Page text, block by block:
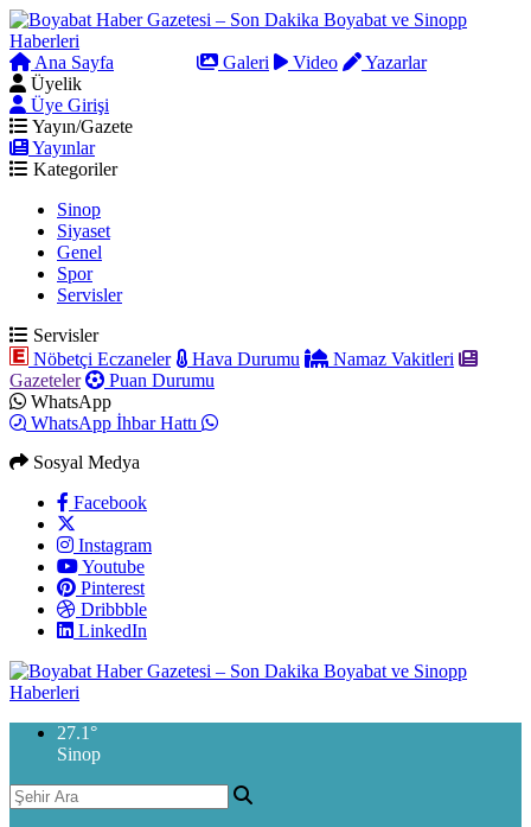
Ana Sayfa Galeri Video
Yazarlar
Üyelik
Üye Girişi
Yayın/Gazete
Yayınlar
Kategoriler
Sinop
Siyaset
Genel
Spor
Servisler
Servisler
Nöbetçi Eczaneler
Hava Durumu
Namaz Vakitleri
Gazeteler
Puan Durumu
WhatsApp
WhatsApp İhbar Hattı
Sosyal Medya
Facebook
Instagram
Youtube
Pinterest
Dribbble
LinkedIn
27.1 °
Sinop